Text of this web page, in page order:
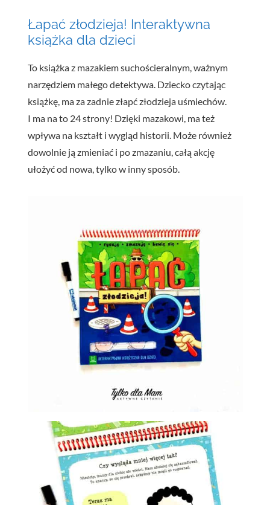
Łapać złodzieja! Interaktywna
książka dla dzieci
To książka z mazakiem suchościeralnym, ważnym
narzędziem małego detektywa. Dziecko czytając
książkę, ma za zadnie złapć złodzieja uśmiechów.
I ma na to 24 strony! Dzięki mazakowi, ma też
wpływa na kształt i wygląd historii. Może również
dowolnie ją zmieniać i po zmazaniu, całą akcję
ułożyć od nowa, tylko w inny sposób.